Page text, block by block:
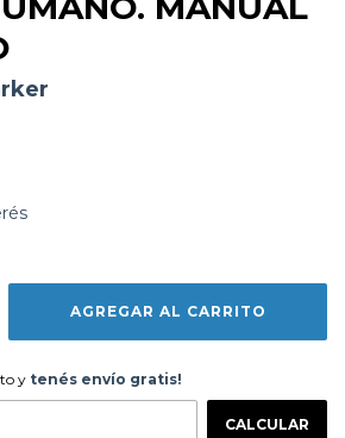
ytenés envío gratis!
CAMBIAR CP
y tenés envío gratis!
CALCULAR